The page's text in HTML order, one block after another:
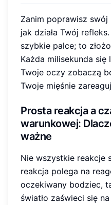
Zanim poprawisz
jak działa Twój
szybkie palce; to
Każda milisekunda
Twoje oczy zobaczą
Twoje mięśnie
Prosta reakcjaa
warunkowej:
ważne
Nie wszystkie reakcje
reakcja polega na
oczekiwany bodziec,
światło zaświeci się